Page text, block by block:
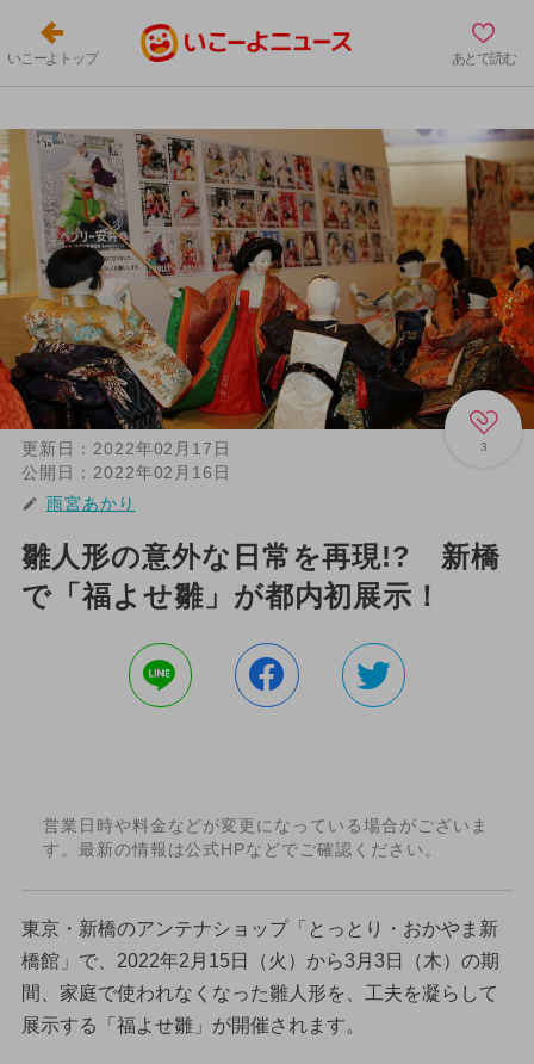
いこーよトップ あとで読む
3
更新日： 2022年02月17日
公開日： 2022年02月16日
雨宮あかり
雛人形の意外な日常を再現!? 新橋
で「福よせ雛」が都内初展示！
営業日時や料金などが変更になっている場合がございま
す。最新の情報は公式HPなどでご確認ください。
東京・新橋のアンテナショップ「とっとり・おかやま新
橋館」で、2022年2月15日（火）から3月3日（木）の期
間、家庭で使われなくなった雛人形を、工夫を凝らして
展示する「福よせ雛」が開催されます。